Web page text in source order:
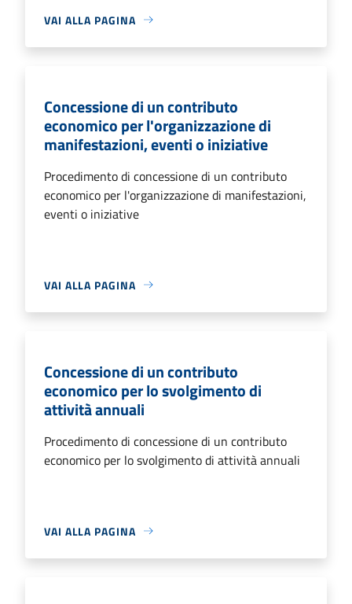
VAI ALLA PAGINA
Concessione di un contributo
economico per l'organizzazione di
manifestazioni, eventi o iniziative
Procedimento di concessione di un contributo
economico per l'organizzazione di manifestazioni,
eventi o iniziative
VAI ALLA PAGINA
Concessione di un contributo
economico per lo svolgimento di
attività annuali
Procedimento di concessione di un contributo
economico per lo svolgimento di attività annuali
VAI ALLA PAGINA